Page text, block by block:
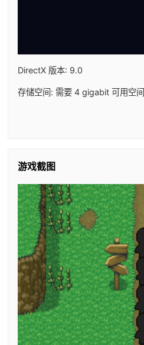
DirectX 版本: 9.0
存储空间: 需要 4 gigabit 可用空间
游戏截图